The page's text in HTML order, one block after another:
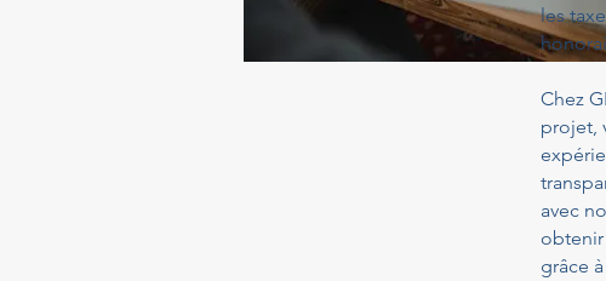
les
Chez
projet,
avec
obtenir
grâce